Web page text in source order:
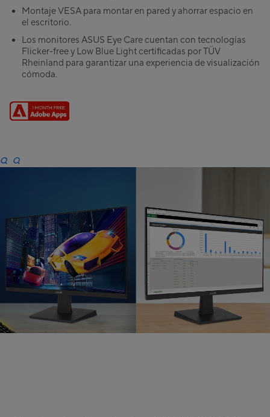
Montaje VESA para montar en pared y ahorrar espacio en
el escritorio.
Los monitores ASUS Eye Care cuentan con tecnologías
Flicker-free y Low Blue Light certificadas por TÜV
Rheinland para garantizar una experiencia de visualización
cómoda.